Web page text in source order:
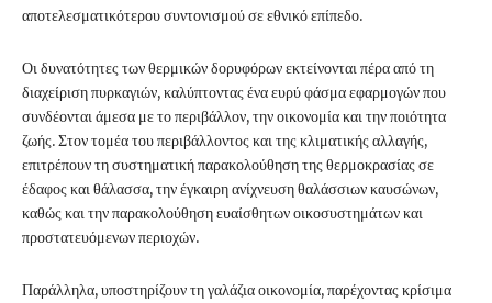
αποτελεσματικότερου συντονισμού σε εθνικό επίπεδο.
Οι δυνατότητες των θερμικών δορυφόρων εκτείνονται πέρα από τη
διαχείριση πυρκαγιών, καλύπτοντας ένα ευρύ φάσμα εφαρμογών που
συνδέονται άμεσα με το περιβάλλον, την οικονομία και την ποιότητα
ζωής. Στον τομέα του περιβάλλοντος και της κλιματικής αλλαγής,
επιτρέπουν τη συστηματική παρακολούθηση της θερμοκρασίας σε
έδαφος και θάλασσα, την έγκαιρη ανίχνευση θαλάσσιων καυσώνων,
καθώς και την παρακολούθηση ευαίσθητων οικοσυστημάτων και
προστατευόμενων περιοχών.
Παράλληλα, υποστηρίζουν τη γαλάζια οικονομία, παρέχοντας κρίσιμα